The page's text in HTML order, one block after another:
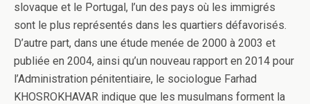
slovaque et le Portugal, l’un des pays où les immigrés
sont le plus représentés dans les quartiers défavorisés.
D’autre part, dans une étude menée de 2000 à 2003 et
publiée en 2004, ainsi qu’un nouveau rapport en 2014 pour
l’Administration pénitentiaire, le sociologue Farhad
KHOSROKHAVAR indique que les musulmans forment la